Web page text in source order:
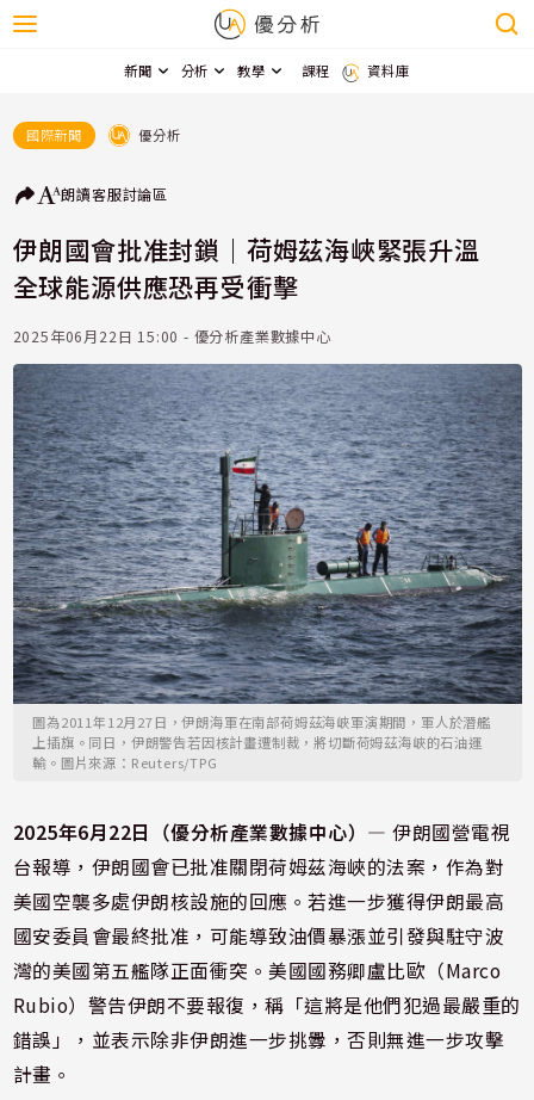
新聞 分析 教學 課程 資料庫
國際新聞 優分析
朗讀客服討論區
伊朗國會批准封鎖｜荷姆茲海峽緊張升溫
全球能源供應恐再受衝擊
2025年06月22日 15:00 - 優分析產業數據中心
圖為2011年12月27日，伊朗海軍在南部荷姆茲海峽軍演期間，軍人於潛艦
上插旗。同日，伊朗警告若因核計畫遭制裁，將切斷荷姆茲海峽的石油運
輸。圖片來源：Reuters/TPG
2025年6月22日（優分析產業數據中心）—伊朗國營電視
台報導，伊朗國會已批准關閉荷姆茲海峽的法案，作為對
美國空襲多處伊朗核設施的回應。若進一步獲得伊朗最高
國安委員會最終批准，可能導致油價暴漲並引發與駐守波
灣的美國第五艦隊正面衝突。美國國務卿盧比歐（Marco
Rubio）警告伊朗不要報復，稱「這將是他們犯過最嚴重的
錯誤」，並表示除非伊朗進一步挑釁，否則無進一步攻擊
計畫。